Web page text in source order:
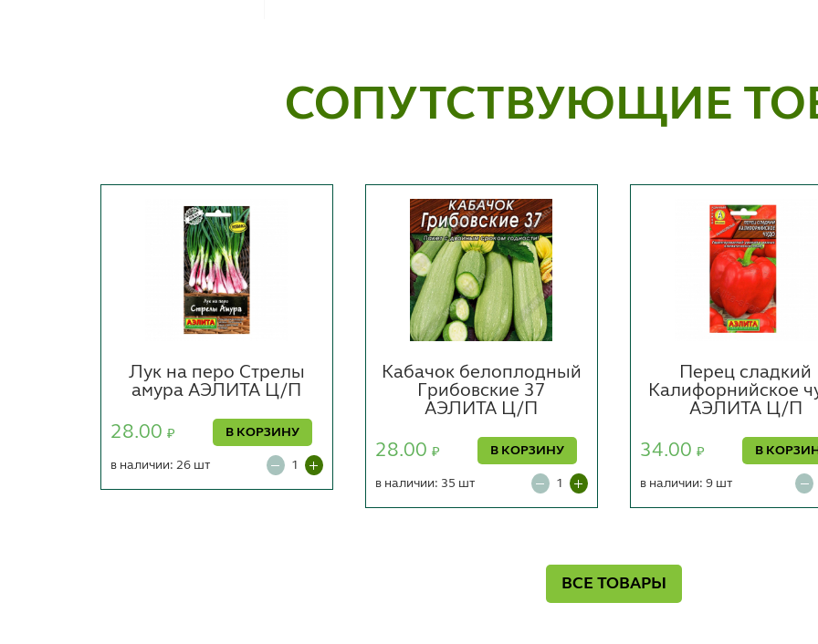
СОПУТСТВУЮЩИЕ
Лук на перо Стрелы
амура АЭЛИТА Ц/П
28.00 ₽ В КОРЗИНУ
в наличии: 26 шт
Кабачок белоплодный
Грибовские 37
АЭЛИТА Ц/П
28.00 ₽ В КОРЗИНУ
в наличии: 35 шт
Перец сладкий
Калифорнийское
АЭЛИТА Ц/П
34.00 ₽ В
в наличии: 9 шт
ВСЕ ТОВАРЫ